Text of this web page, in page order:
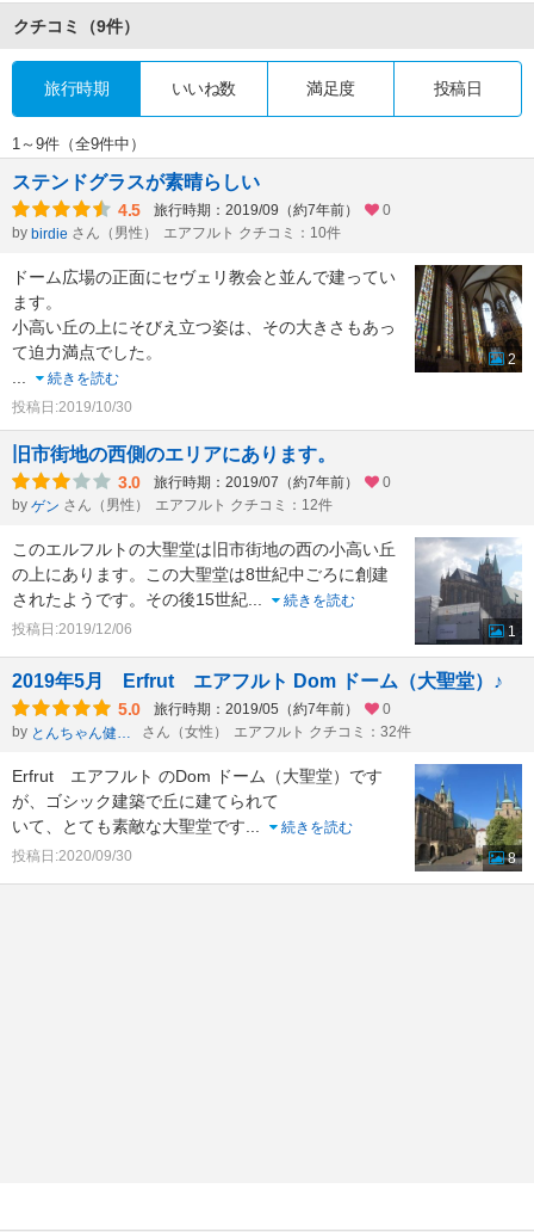
クチコミ （9件）
旅行時期 いいね数 満足度 投稿日
1～9件（全9件中）
ステンドグラスが素晴らしい
4.5 旅行時期：2019/09（約7年前）
0
by birdie さん（男性） エアフルト クチコミ：10件
ドーム広場の正面にセヴェリ教会と並んで建ってい
ます。
小高い丘の上にそびえ立つ姿は、その大きさもあっ
て迫力満点でした。
...
続きを読む
投稿日:2019/10/30
2
旧市街地の西側のエリアにあります。
3.0 旅行時期：2019/07（約7年前）
0
by ゲン さん（男性） エアフルト クチコミ：12件
このエルフルトの大聖堂は旧市街地の西の小高い丘
の上にあります。この大聖堂は8世紀中ごろに創建
されたようです。その後15世紀...
続きを読む
投稿日:2019/12/06
1
2019年5月 Erfrut エアフルト Dom ドーム（大聖堂）♪
5.0 旅行時期：2019/05（約7年前）
0
by
とんちゃん健康一番 さん（女性） エアフルト クチコミ：32件
Erfrut エアフルト のDom ドーム（大聖堂）です
が、ゴシック建築で丘に建てられて
いて、とても素敵な大聖堂です...
続きを読む
投稿日:2020/09/30
8